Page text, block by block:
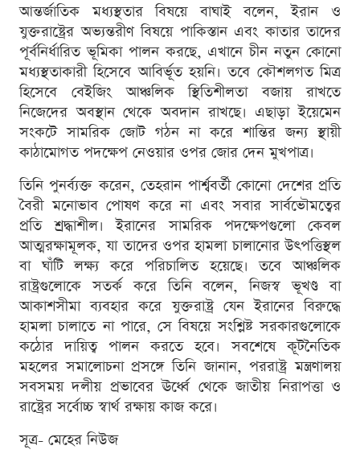
আন্তর্জাতিক মধ্যস্থতার বিষয়ে বাঘাই বলেন, ইরান ও
যুক্তরাষ্ট্রের অভ্যন্তরীণ বিষয়ে পাকিস্তান এবং কাতার তাদের
পূর্বনির্ধারিত ভূমিকা পালন করছে, এখানে চীন নতুন কোনো
মধ্যস্থতাকারী হিসেবে আবির্ভূত হয়নি। তবে কৌশলগত মিত্র
হিসেবে বেইজিং আঞ্চলিক স্থিতিশীলতা বজায় রাখতে
নিজেদের অবস্থান থেকে অবদান রাখছে। এছাড়া ইয়েমেন
সংকটে সামরিক জোট গঠন না করে শান্তির জন্য স্থায়ী
কাঠামোগত পদক্ষেপ নেওয়ার ওপর জোর দেন মুখপাত্র।
তিনি পুনর্ব্যক্ত করেন, তেহরান পার্শ্ববর্তী কোনো দেশের প্রতি
বৈরী মনোভাব পোষণ করে না এবং সবার সার্বভৌমত্বের
প্রতি শ্রদ্ধাশীল। ইরানের সামরিক পদক্ষেপগুলো কেবল
আত্মরক্ষামূলক, যা তাদের ওপর হামলা চালানোর উৎপত্তিস্থল
বা ঘাঁটি লক্ষ্য করে পরিচালিত হয়েছে। তবে আঞ্চলিক
রাষ্ট্রগুলোকে সতর্ক করে তিনি বলেন, নিজস্ব ভূখণ্ড বা
আকাশসীমা ব্যবহার করে যুক্তরাষ্ট্র যেন ইরানের বিরুদ্ধে
হামলা চালাতে না পারে, সে বিষয়ে সংশ্লিষ্ট সরকারগুলোকে
কঠোর দায়িত্ব পালন করতে হবে। সবশেষে কূটনৈতিক
মহলের সমালোচনা প্রসঙ্গে তিনি জানান, পররাষ্ট্র মন্ত্রণালয়
সবসময় দলীয় প্রভাবের ঊর্ধ্বে থেকে জাতীয় নিরাপত্তা ও
রাষ্ট্রের সর্বোচ্চ স্বার্থ রক্ষায় কাজ করে।
সূত্র- মেহের নিউজ